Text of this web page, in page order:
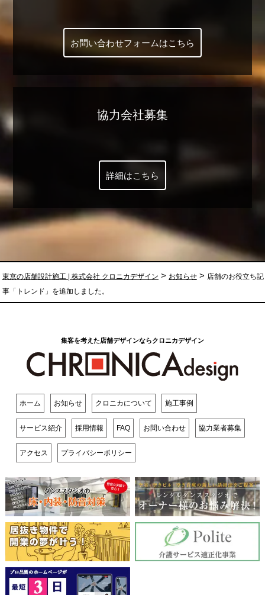
お問い合わせフォームはこちら
協力会社募集
詳細はこちら
東京の店舗設計施工 | 株式会社 クロニカデザイン > お知らせ > 店舗のお役立ち記
事「トレンド」を追加しました。
集客を考えた店舗デザインならクロニカデザイン
ホーム お知らせ クロニカについて 施工事例
サービス紹介 採用情報 FAQ お問い合わせ 協力業者募集
アクセス プライバシーポリシー